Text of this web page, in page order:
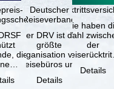
die
Deutscher
Reiseverband
Der DRV ist die
größte
Organisation von
Reisebüros und
Reiseveranstaltern
in …
Details
Sie haben
Wahl
der
(inklusive
Details